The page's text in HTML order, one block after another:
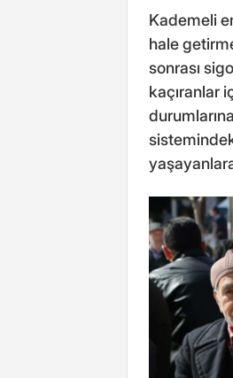
Kademeli
hale
sonrası
kaçıranlar